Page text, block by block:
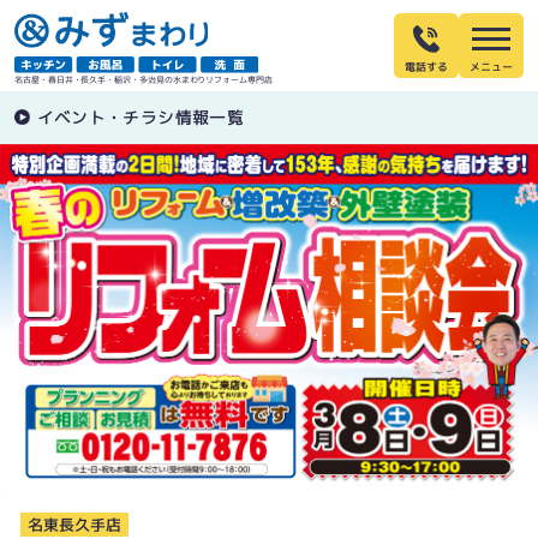
名古屋・春日井・長久手・稲沢・多治見の水まわりリフォーム専門店
電話する
イベント・チラシ情報一覧
名東長久手店